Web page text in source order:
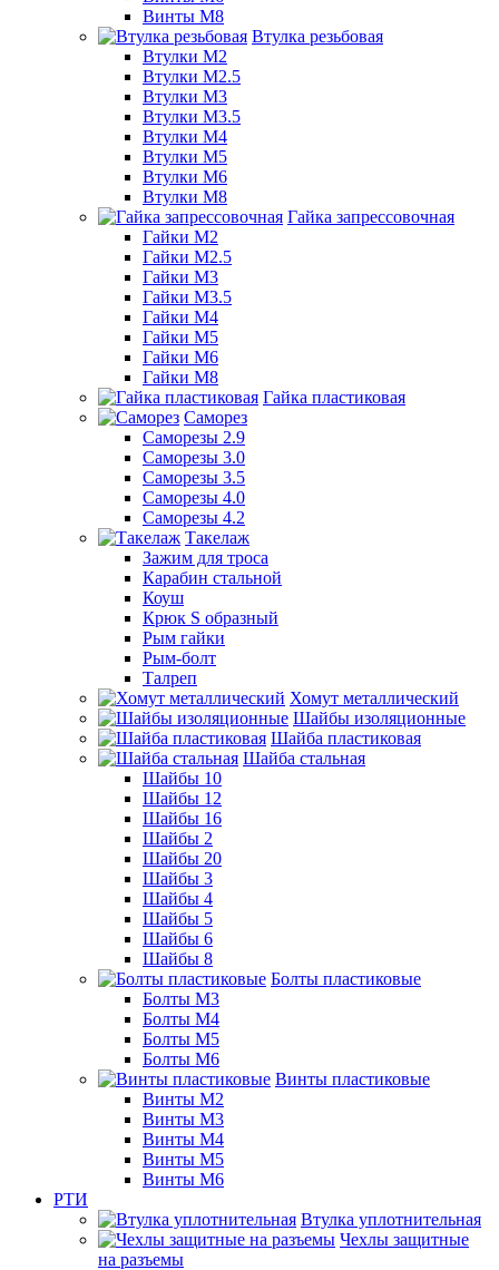
Винты М8
Втулка резьбовая
Втулки М2
Втулки М2.5
Втулки М3
Втулки М3.5
Втулки М4
Втулки М5
Втулки М6
Втулки М8
Гайка запрессовочная
Гайки М2
Гайки М2.5
Гайки М3
Гайки М3.5
Гайки М4
Гайки М5
Гайки М6
Гайки М8
Гайка пластиковая
Саморез
Саморезы 2.9
Саморезы 3.0
Саморезы 3.5
Саморезы 4.0
Саморезы 4.2
Такелаж
Зажим для троса
Карабин стальной
Коуш
Крюк S образный
Рым гайки
Рым-болт
Талреп
Хомут металлический
Шайбы изоляционные
Шайба пластиковая
Шайба стальная
Шайбы 10
Шайбы 12
Шайбы 16
Шайбы 2
Шайбы 20
Шайбы 3
Шайбы 4
Шайбы 5
Шайбы 6
Шайбы 8
Болты пластиковые
Болты М3
Болты М4
Болты М5
Болты М6
Винты пластиковые
Винты М2
Винты М3
Винты М4
Винты М5
Винты М6
РТИ
Втулка уплотнительная
Чехлы защитные
на разъемы